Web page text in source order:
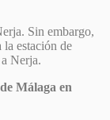
Sin embargo,
la estación de
Nerja.
Málaga en